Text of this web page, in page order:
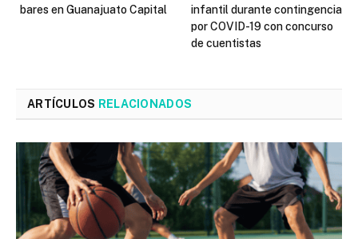
bares en Guanajuato Capital
infantil durante contingencia
por COVID-19 con concurso
de cuentistas
ARTÍCULOS RELACIONADOS